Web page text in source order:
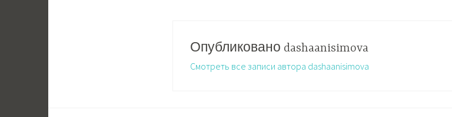
Опубликовано dashaanisimova
Смотреть все записи автора dashaanisimova